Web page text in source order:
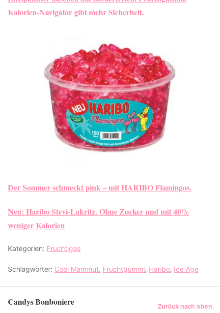
Kalorien-Navigator gibt mehr Sicherheit.
Der Sommer schmeckt pink – mit HARIBO Flamingos.
Neu: Haribo Stevi-Lakritz. Ohne Zucker und mit 40%
weniger Kalorien
Kategorien: Fruchtiges
Schlagwörter: Cool Mammut, Fruchtgummi, Haribo, Ice Age
Candys Bonboniere Zurück nach oben